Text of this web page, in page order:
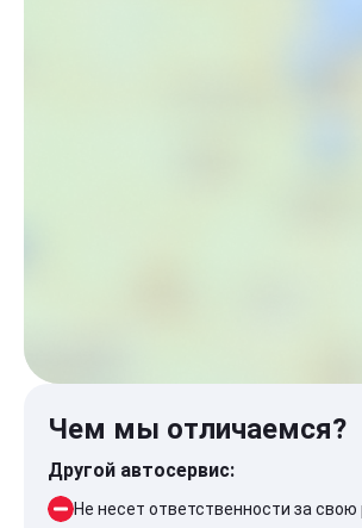
Чем мы отличаемся?
Другой автосервис:
Не несет ответственности за свою